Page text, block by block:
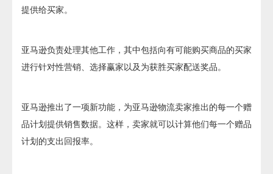
提供给买家。
亚马逊负责处理其他工作，其中包括向有可能购买商品的买家
进行针对性营销、选择赢家以及为获胜买家配送奖品。
亚马逊推出了一项新功能，为亚马逊物流卖家推出的每一个赠
品计划提供销售数据。这样，卖家就可以计算他们每一个赠品
计划的支出回报率。